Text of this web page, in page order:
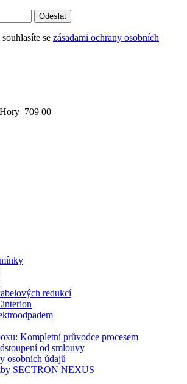
Odeslat
se zásadami ochrany osobních
709 00
redukcí
Kompletní průvodce procesem
od smlouvy
osobních údajů
SECTRON NEXUS